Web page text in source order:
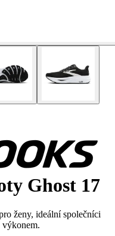
Ghost 17
ženy, ideální společníci
výkonem.